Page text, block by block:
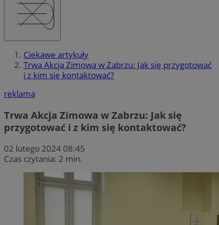
Ciekawe artykuły
Trwa Akcja Zimowa w Zabrzu: Jak się przygotować
i z kim się kontaktować?
reklama
Trwa Akcja Zimowa w Zabrzu: Jak się
przygotować i z kim się kontaktować?
02 lutego 2024 08:45
Czas czytania: 2 min.